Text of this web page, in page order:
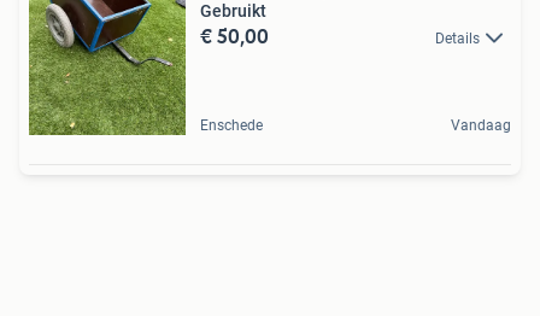
Gebruikt
€ 50,00 Details
Enschede Vandaag